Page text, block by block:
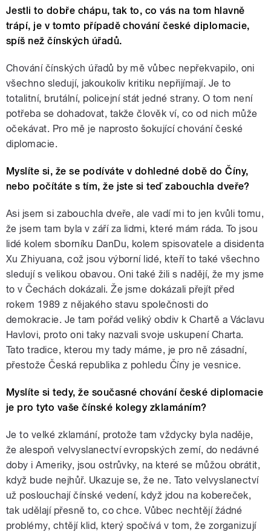
Jestli to dobře chápu, tak to, co vás na tom hlavně
trápí, je v tomto případě chování české diplomacie,
spíš než čínských úřadů.
Chování čínských úřadů by mě vůbec nepřekvapilo, oni
všechno sledují, jakoukoliv kritiku nepřijímají. Je to
totalitní, brutální, policejní stát jedné strany. O tom není
potřeba se dohadovat, takže člověk ví, co od nich může
očekávat. Pro mě je naprosto šokující chování české
diplomacie.
Myslíte si, že se podíváte v dohledné době do Číny,
nebo počítáte s tím, že jste si teď zabouchla dveře?
Asi jsem si zabouchla dveře, ale vadí mi to jen kvůli tomu,
že jsem tam byla v září za lidmi, které mám ráda. To jsou
lidé kolem sborníku DanDu, kolem spisovatele a disidenta
Xu Zhiyuana, což jsou výborní lidé, kteří to také všechno
sledují s velikou obavou. Oni také žili s nadějí, že my jsme
to v Čechách dokázali. Že jsme dokázali přejít před
rokem 1989 z nějakého stavu společnosti do
demokracie. Je tam pořád veliký obdiv k Chartě a Václavu
Havlovi, proto oni taky nazvali svoje uskupení Charta.
Tato tradice, kterou my tady máme, je pro ně zásadní,
přestože Česká republika z pohledu Číny je vesnice.
Myslíte si tedy, že současné chování české diplomacie
je pro tyto vaše čínské kolegy zklamáním?
Je to velké zklamání, protože tam vždycky byla naděje,
že alespoň velvyslanectví evropských zemí, do nedávné
doby i Ameriky, jsou ostrůvky, na které se můžou obrátit,
když bude nejhůř. Ukazuje se, že ne. Tato velvyslanectví
už poslouchají čínské vedení, když jdou na kobereček,
tak udělají přesně to, co chce. Vůbec nechtějí žádné
problémy, chtějí klid, který spočívá v tom, že zorganizují